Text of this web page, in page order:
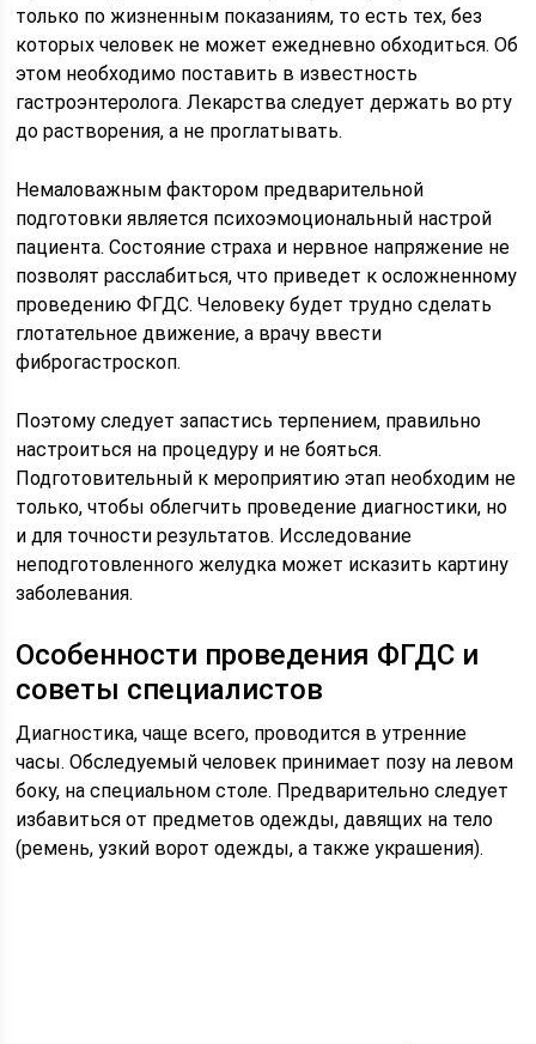
только по жизненным показаниям, то есть тех, без
которых человек не может ежедневно обходиться. Об
этом необходимо поставить в известность
гастроэнтеролога. Лекарства следует держать во рту
до растворения, а не проглатывать.
Немаловажным фактором предварительной
подготовки является психоэмоциональный настрой
пациента. Состояние страха и нервное напряжение не
позволят расслабиться, что приведет к осложненному
проведению ФГДС. Человеку будет трудно сделать
глотательное движение, а врачу ввести
фиброгастроскоп.
Поэтому следует запастись терпением, правильно
настроиться на процедуру и не бояться.
Подготовительный к мероприятию этап необходим не
только, чтобы облегчить проведение диагностики, но
и для точности результатов. Исследование
неподготовленного желудка может исказить картину
заболевания.
Особенности проведения ФГДС и
советы специалистов
Диагностика, чаще всего, проводится в утренние
часы. Обследуемый человек принимает позу на левом
боку, на специальном столе. Предварительно следует
избавиться от предметов одежды, давящих на тело
(ремень, узкий ворот одежды, а также украшения).